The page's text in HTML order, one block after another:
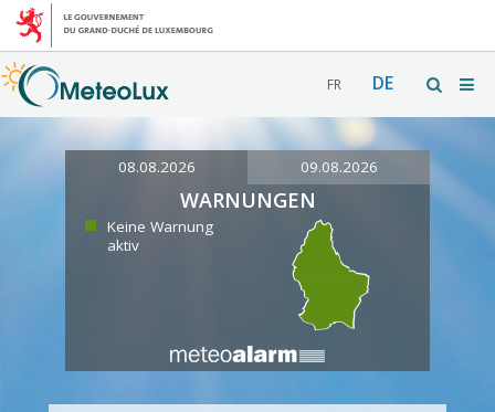
FR DE
08.08.2026 09.08.2026
WARNUNGEN
Keine Warnung
aktiv